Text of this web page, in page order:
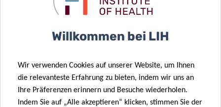
untenstehenden Link
, um einen kurzen, anonymen
und ist auf Englisch, Französisch, Deutsch,
Luxemburgisch und Portugiesisch verfügbar 🌍
Die Fragen sind offen formuliert – es gibt keine richtigen
oder falschen Antworten 🗒️
Willkommen bei LIH
Wir verwenden Cookies auf unserer Website, um Ihnen
die relevanteste Erfahrung zu bieten, indem wir uns an
Ihre Präferenzen erinnern und Besuche wiederholen.
Indem Sie auf „Alle akzeptieren“ klicken, stimmen Sie der